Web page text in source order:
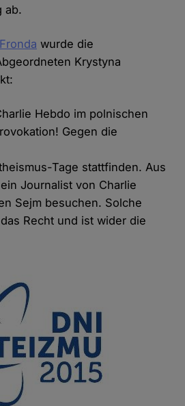
ab.
Fronda wurde die
Krystyna
Hebdo im polnischen
Gegen die
Tage stattfinden. Aus
Journalist von Charlie
Sejm besuchen. Solche
Recht und ist wider die